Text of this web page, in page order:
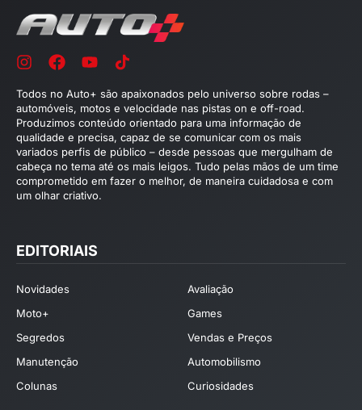
Todos no Auto+ são apaixonados pelo universo sobre rodas –
automóveis, motos e velocidade nas pistas on e off-road.
Produzimos conteúdo orientado para uma informação de
qualidade e precisa, capaz de se comunicar com os mais
variados perfis de público – desde pessoas que mergulham de
cabeça no tema até os mais leigos. Tudo pelas mãos de um time
comprometido em fazer o melhor, de maneira cuidadosa e com
um olhar criativo.
EDITORIAIS
Novidades
Avaliação
Moto+
Games
Segredos
Vendas e Preços
Manutenção
Automobilismo
Colunas
Curiosidades